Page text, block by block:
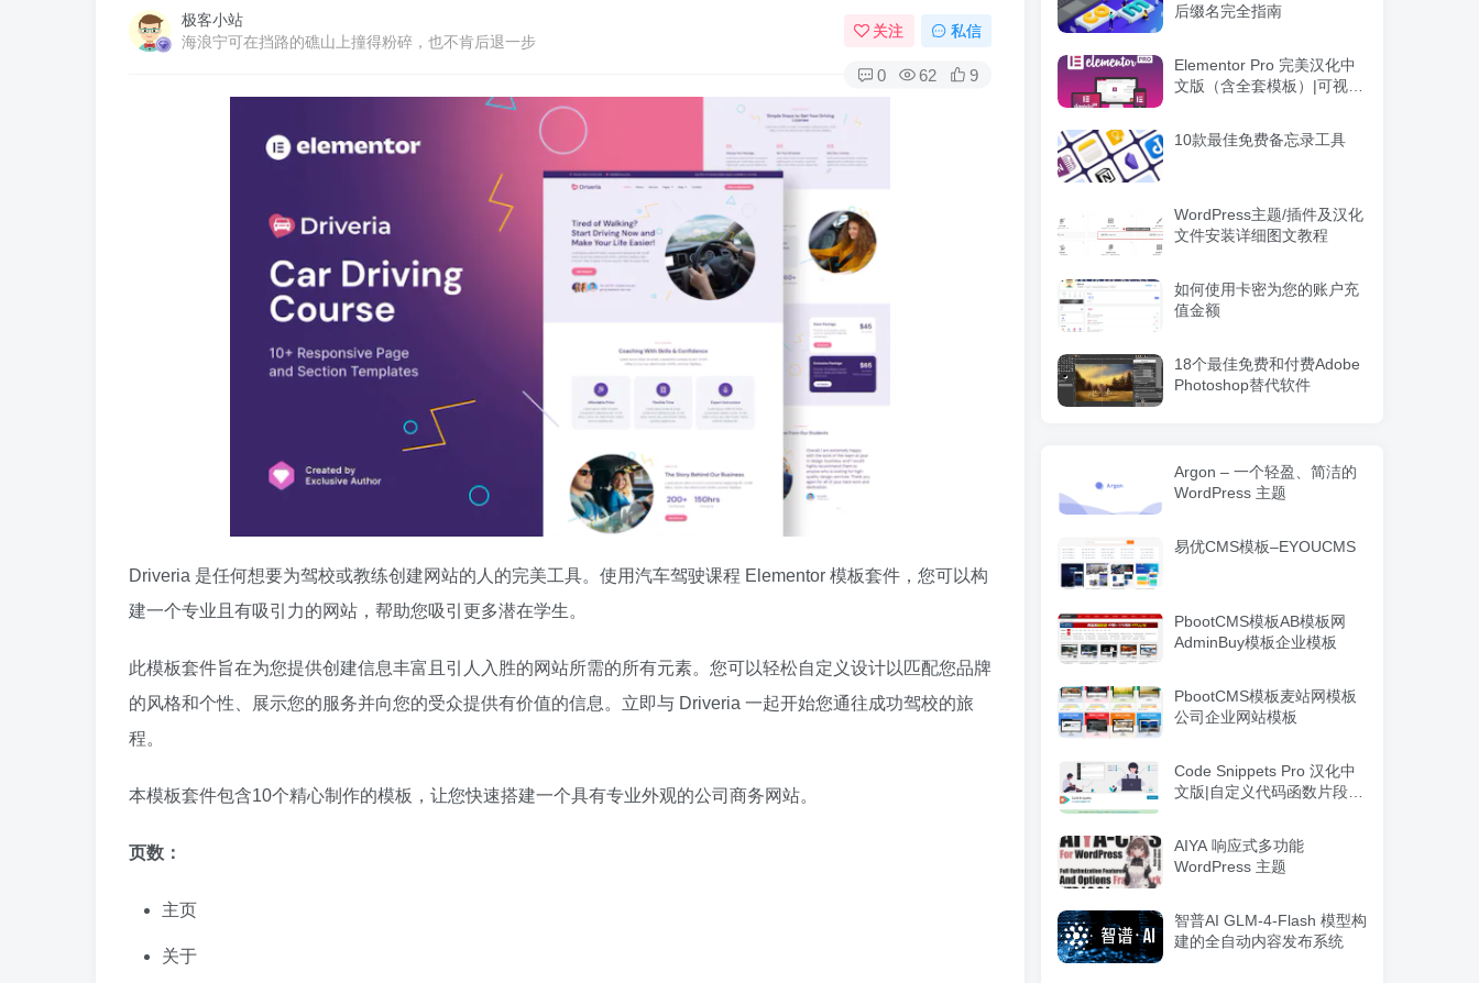
极客小站
海浪宁可在挡路的礁山上撞得粉碎，也不肯后退一步
关注 私信
0 62 9
Driveria 是任何想要为驾校或教练创建网站的人的完美工具。使用汽车驾驶课程 Elementor 模板套件，您可以构
建一个专业且有吸引力的网站，帮助您吸引更多潜在学生。
此模板套件旨在为您提供创建信息丰富且引人入胜的网站所需的所有元素。您可以轻松自定义设计以匹配您品牌
的风格和个性、展示您的服务并向您的受众提供有价值的信息。立即与 Driveria 一起开始您通往成功驾校的旅
程。
本模板套件包含10个精心制作的模板，让您快速搭建一个具有专业外观的公司商务网站。
页数：
主页
关于
后缀名完全指南
Elementor Pro 完美汉化中
文版（含全套模板）|可视化
10款最佳免费备忘录工具
WordPress主题/插件及汉化
文件安装详细图文教程
如何使用卡密为您的账户充
值金额
18个最佳免费和付费Adobe
Photoshop替代软件
Argon – 一个轻盈、简洁的
WordPress 主题
易优CMS模板–EYOUCMS
PbootCMS模板AB模板网
AdminBuy模板企业模板
PbootCMS模板麦站网模板
公司企业网站模板
Code Snippets Pro 汉化中
文版|自定义代码函数片段管
AIYA 响应式多功能
WordPress 主题
智普AI GLM-4-Flash 模型构
建的全自动内容发布系统